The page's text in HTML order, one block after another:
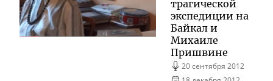
трагической
экспедиции на
Байкал и
Михаиле
Пришвине
20 сентября 2012